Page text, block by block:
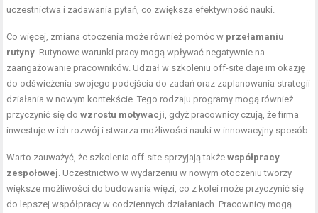
uczestnictwa i zadawania pytań, co zwiększa efektywność nauki.
Co więcej, zmiana otoczenia może również pomóc w przełamaniu
rutyny . Rutynowe warunki pracy mogą wpływać negatywnie na
zaangażowanie pracowników. Udział w szkoleniu off-site daje im okazję
do odświeżenia swojego podejścia do zadań oraz zaplanowania strategii
działania w nowym kontekście. Tego rodzaju programy mogą również
przyczynić się dowzrostu motywacji , gdyż pracownicy czują, że firma
inwestuje w ich rozwój i stwarza możliwości nauki w innowacyjny sposób.
Warto zauważyć, że szkolenia off-site sprzyjają takżewspółpracy
zespołowej . Uczestnictwo w wydarzeniu w nowym otoczeniu tworzy
większe możliwości do budowania więzi, co z kolei może przyczynić się
do lepszej współpracy w codziennych działaniach. Pracownicy mogą